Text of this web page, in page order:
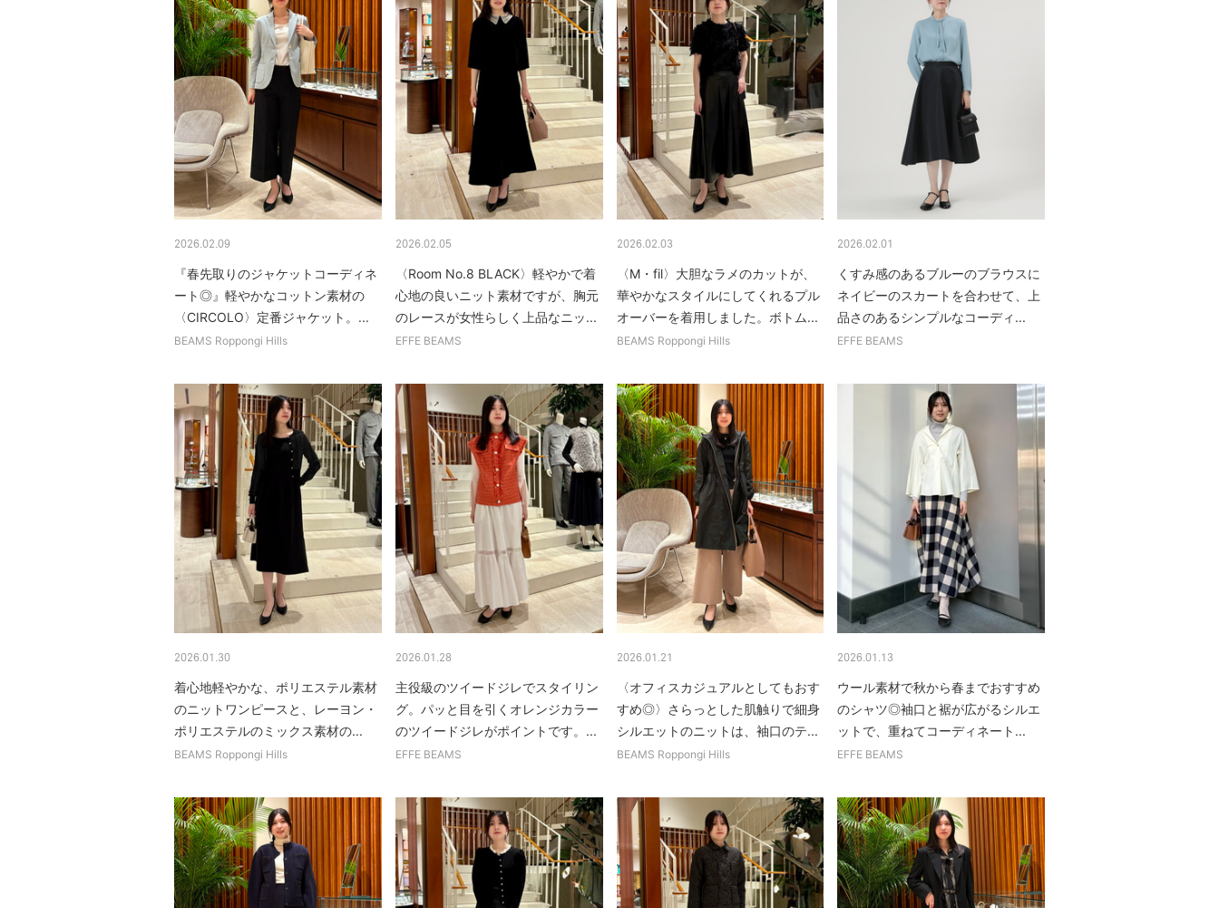
2026.02.09
『春先取りのジャケットコーディネ
ート◎』軽やかなコットン素材の
〈CIRCOLO〉定番ジャケット。...
BEAMS Roppongi Hills
2026.02.05
〈Room No.8 BLACK〉軽やかで着
心地の良いニット素材ですが、胸元
のレースが女性らしく上品なニッ...
EFFE BEAMS
2026.02.03
〈M・fil〉大胆なラメのカットが、
華やかなスタイルにしてくれるプル
オーバーを着用しました。ボトム...
BEAMS Roppongi Hills
2026.02.01
くすみ感のあるブルーのブラウスに
ネイビーのスカートを合わせて、上
品さのあるシンプルなコーディ...
EFFE BEAMS
2026.01.30
着心地軽やかな、ポリエステル素材
のニットワンピースと、レーヨン・
ポリエステルのミックス素材の...
BEAMS Roppongi Hills
2026.01.28
主役級のツイードジレでスタイリン
グ。パッと目を引くオレンジカラー
のツイードジレがポイントです。...
EFFE BEAMS
2026.01.21
〈オフィスカジュアルとしてもおす
すめ◎〉さらっとした肌触りで細身
シルエットのニットは、袖口のテ...
BEAMS Roppongi Hills
2026.01.13
ウール素材で秋から春までおすすめ
のシャツ◎袖口と裾が広がるシルエ
ットで、重ねてコーディネート...
EFFE BEAMS